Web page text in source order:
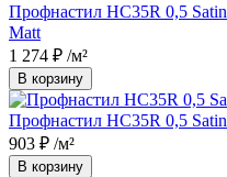
Профнастил НС35R 0,5 Satin
Matt
1 274 ₽ /м²
В корзину
Профнастил НС35R 0,5 Satin
903 ₽ /м²
В корзину